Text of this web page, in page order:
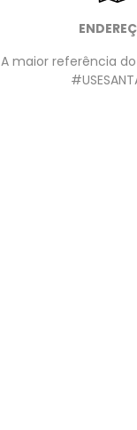
A maior referência